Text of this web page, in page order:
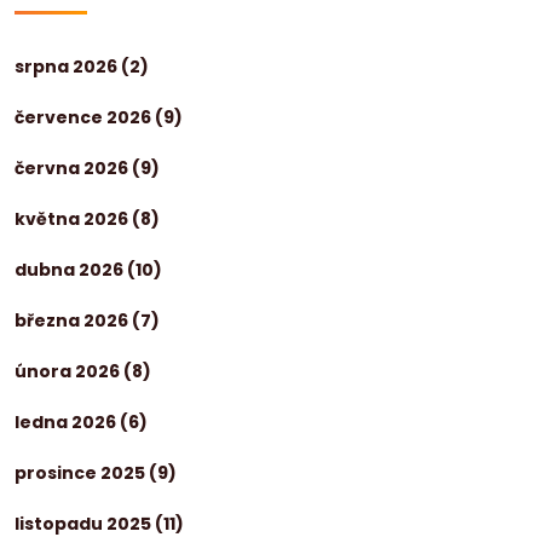
srpna 2026 (2)
července 2026 (9)
června 2026 (9)
května 2026 (8)
dubna 2026 (10)
března 2026 (7)
února 2026 (8)
ledna 2026 (6)
prosince 2025 (9)
listopadu 2025 (11)